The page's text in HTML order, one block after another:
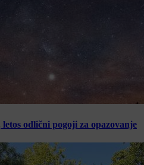
odlični pogoji za opazovanje